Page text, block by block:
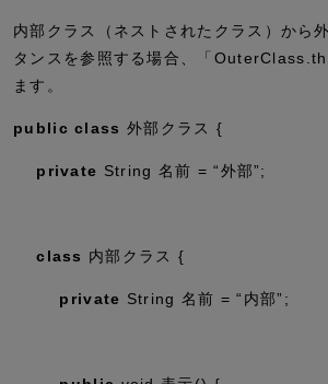
内部クラス（ネストされたクラス）から
タンスを参照する場合、「
ます。
public class 外部クラス {
private String 名前 =“外部”;
class 内部クラス {
private String 名前 =“内部” ;